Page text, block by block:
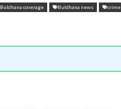
Buldhana coverage Buldhana news crime